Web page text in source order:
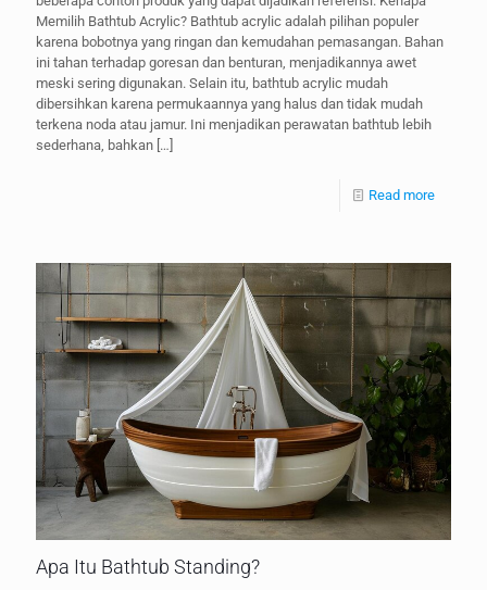
Memilih Bathtub Acrylic? Bathtub acrylic adalah pilihan populer
karena bobotnya yang ringan dan kemudahan pemasangan. Bahan
ini tahan terhadap goresan dan benturan, menjadikannya awet
meski sering digunakan. Selain itu, bathtub acrylic mudah
dibersihkan karena permukaannya yang halus dan tidak mudah
terkena noda atau jamur. Ini menjadikan perawatan bathtub lebih
sederhana, bahkan […]
Read more
Apa Itu Bathtub Standing?